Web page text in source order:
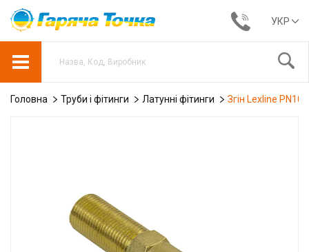
УКР
Головна Труби і фітинги Латунні фітинги Згін Lexline